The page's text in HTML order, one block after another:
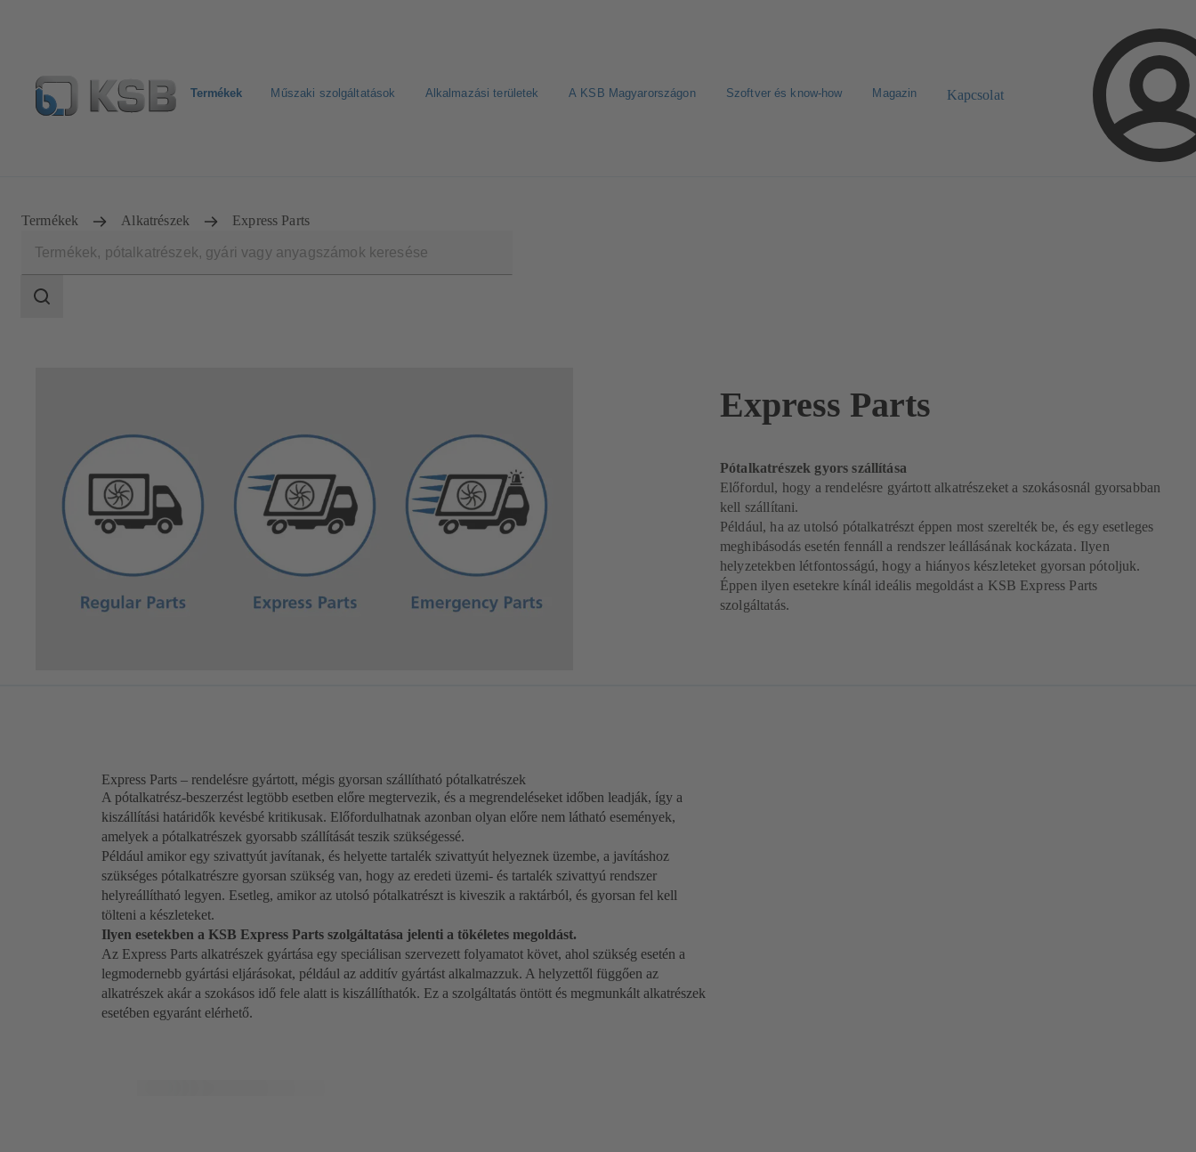
Termékek Műszaki szolgáltatások Alkalmazási területek A KSB Magyarországon Szoftver és know-how Magazin Kapcsolat
Termékek Alkatrészek Express Parts
tartomány
Keresési
Express Parts
Pótalkatrészek gyors szállítása
Előfordul, hogy a rendelésre gyártott alkatrészeket a szokásosnál gyorsabban
kell szállítani.
Például, ha az utolsó pótalkatrészt éppen most szerelték be, és egy esetleges
meghibásodás esetén fennáll a rendszer leállásának kockázata. Ilyen
helyzetekben létfontosságú, hogy a hiányos készleteket gyorsan pótoljuk.
Éppen ilyen esetekre kínál ideális megoldást a KSB Express Parts
szolgáltatás.
Express Parts – rendelésre gyártott, mégis gyorsan szállítható pótalkatrészek
A pótalkatrész-beszerzést legtöbb esetben előre megtervezik, és a megrendeléseket időben leadják, így a
kiszállítási határidők kevésbé kritikusak. Előfordulhatnak azonban olyan előre nem látható események,
amelyek a pótalkatrészek gyorsabb szállítását teszik szükségessé.
Például amikor egy szivattyút javítanak, és helyette tartalék szivattyút helyeznek üzembe, a javításhoz
szükséges pótalkatrészre gyorsan szükség van, hogy az eredeti üzemi- és tartalék szivattyú rendszer
helyreállítható legyen. Esetleg, amikor az utolsó pótalkatrészt is kiveszik a raktárból, és gyorsan fel kell
tölteni a készleteket.
Ilyen esetekben a KSB Express Parts szolgáltatása jelenti a tökéletes megoldást.
Az Express Parts alkatrészek gyártása egy speciálisan szervezett folyamatot követ, ahol szükség esetén a
legmodernebb gyártási eljárásokat, például az additív gyártást alkalmazzuk. A helyzettől függően az
alkatrészek akár a szokásos idő fele alatt is kiszállíthatók. Ez a szolgáltatás öntött és megmunkált alkatrészek
esetében egyaránt elérhető.